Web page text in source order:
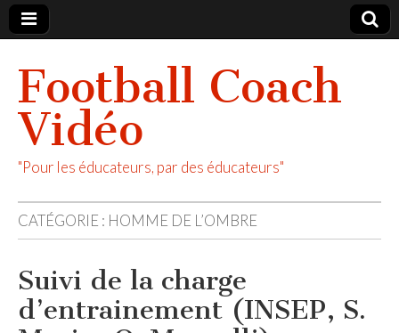
Football Coach
Vidéo
"Pour les éducateurs, par des éducateurs"
CATÉGORIE : HOMME DE L’OMBRE
Suivi de la charge
d’entrainement (INSEP, S.